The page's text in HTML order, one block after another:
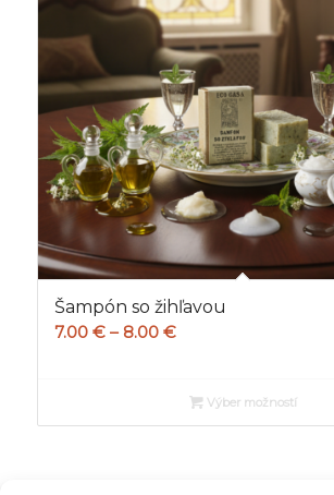
Šampón so žihľavou
7.00 € – 8.00 €Price
through
Výber možností